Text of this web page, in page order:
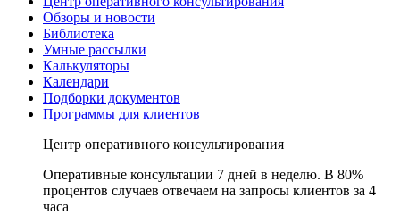
Обзоры и новости
Библиотека
Умные рассылки
Калькуляторы
Календари
Подборки документов
Программы для клиентов
Центр оперативного консультирования
Оперативные консультации 7 дней в неделю. В 80%
процентов случаев отвечаем на запросы клиентов за 4
часа